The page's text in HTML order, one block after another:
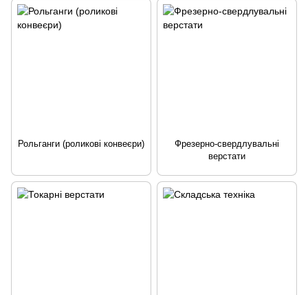
Рольганги (роликові конвеєри)
Фрезерно-свердлувальні
верстати